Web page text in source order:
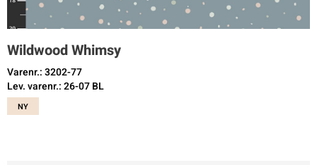
Wildwood Whimsy
Varenr.: 3202-77
Lev. varenr.: 26-07 BL
NY